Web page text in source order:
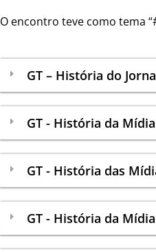
O encontro teve como tema
GT – História do
GT - História da
GT - História das
GT - História da